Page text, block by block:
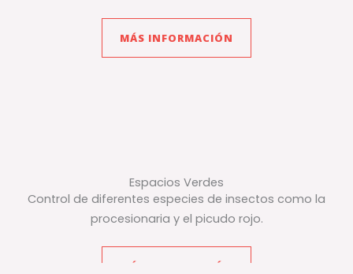
MÁS INFORMACIÓN
Espacios Verdes
Control de diferentes especies de insectos como la
procesionaria y el picudo rojo.
MÁS INFORMACIÓN